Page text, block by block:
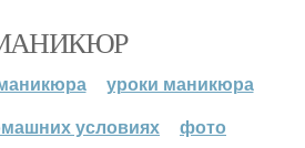
уроки маникюра
условиях
фото